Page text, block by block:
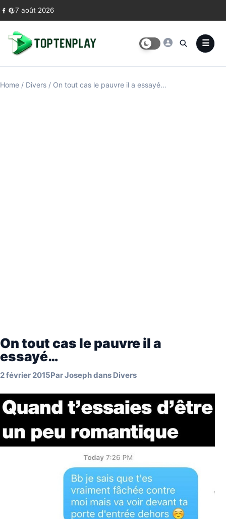
Skip to content
7 août 2026
Home / Divers / On tout cas le pauvre il a essayé…
On tout cas le pauvre il a
essayé…
2 février 2015ParJosephdans Divers